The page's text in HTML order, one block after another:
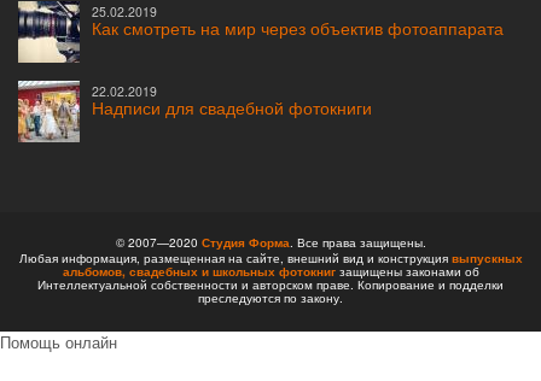
25.02.2019
Как смотреть на мир через объектив фотоаппарата
22.02.2019
Надписи для свадебной фотокниги
© 2007—2020 Студия Форма . Все права защищены.
Любая информация, размещенная на сайте, внешний вид и конструкция выпускных
альбомов, свадебных и школьных фотокнигзащищены законами об
Интеллектуальной собственности и авторском праве. Копирование и подделки
преследуются по закону.
Помощь онлайн